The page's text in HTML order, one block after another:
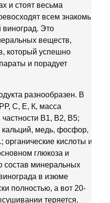
и стоят весьма
всем знакомый
Это
веществ,
который успешно
и порадует
разнообразен. В
С, Е, К, масса
В1, В2, В5;
кальций, медь, фосфор,
органические кислоты и
глюкоза и
состав минеральных
в изюме
полностью, а вот 20-
теряется.